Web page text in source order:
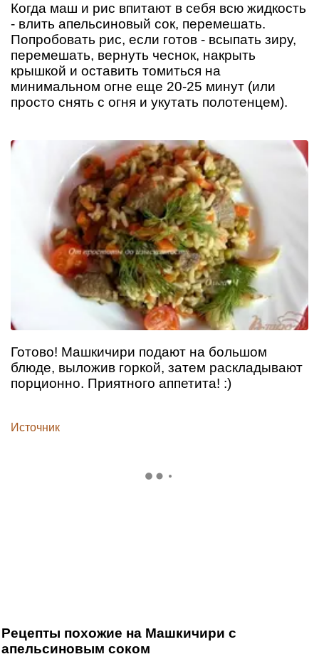
Когда маш и рис впитают в себя всю жидкость
- влить апельсиновый сок, перемешать.
Попробовать рис, если готов - всыпать зиру,
перемешать, вернуть чеснок, накрыть
крышкой и оставить томиться на
минимальном огне еще 20-25 минут (или
просто снять с огня и укутать полотенцем).
Готово! Машкичири подают на большом
блюде, выложив горкой, затем раскладывают
порционно. Приятного аппетита! :)
Источник
Рецепты похожие на Машкичири с
апельсиновым соком